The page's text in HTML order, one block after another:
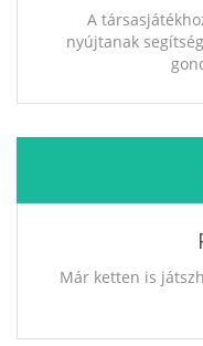
A
nyújtanak
Már ketten is